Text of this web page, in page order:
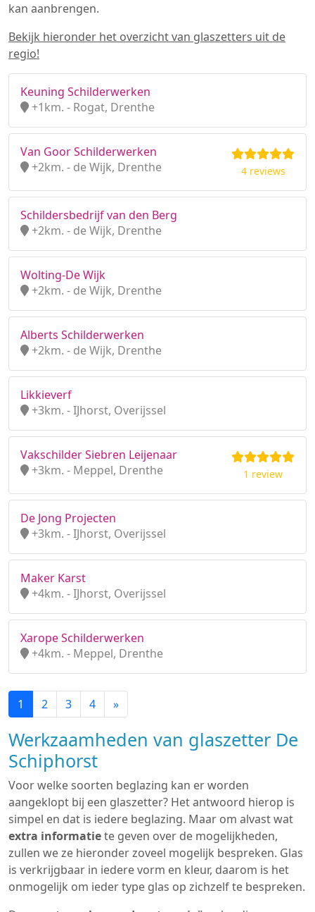
kan aanbrengen.
Bekijk hieronder het overzicht van glaszetters uit de
regio!
Keuning Schilderwerken
+1km. - Rogat, Drenthe
Van Goor Schilderwerken
+2km. - de Wijk, Drenthe
4 reviews
Schildersbedrijf van den Berg
+2km. - de Wijk, Drenthe
Wolting-De Wijk
+2km. - de Wijk, Drenthe
Alberts Schilderwerken
+2km. - de Wijk, Drenthe
Likkieverf
+3km. - IJhorst, Overijssel
Vakschilder Siebren Leijenaar
+3km. - Meppel, Drenthe
1 review
De Jong Projecten
+3km. - IJhorst, Overijssel
Maker Karst
+4km. - IJhorst, Overijssel
Xarope Schilderwerken
+4km. - Meppel, Drenthe
1 2 3 4 »
Werkzaamheden van glaszetter De
Schiphorst
Voor welke soorten beglazing kan er worden
aangeklopt bij een glaszetter? Het antwoord hierop is
simpel en dat is iedere beglazing. Maar om alvast wat
extra informatiete geven over de mogelijkheden,
zullen we ze hieronder zoveel mogelijk bespreken. Glas
is verkrijgbaar in iedere vorm en kleur, daarom is het
onmogelijk om ieder type glas op zichzelf te bespreken.